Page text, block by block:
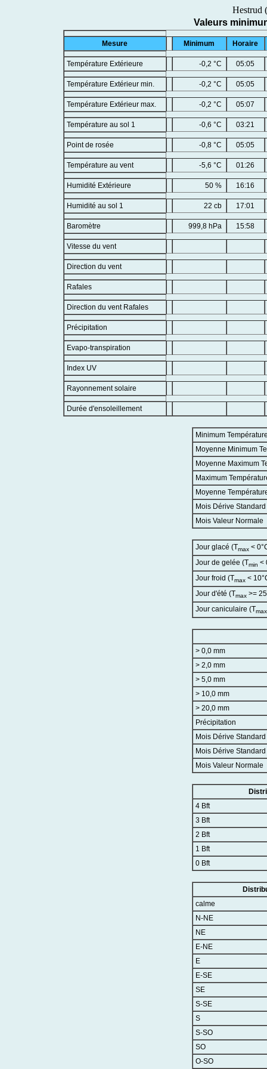
Hestrud
Valeurs
Mesure Minimum Horaire
Température Extérieure -0,2 °C 05:05
Température Extérieur min. -0,2 °C 05:05
Température Extérieur max. -0,2 °C 05:07
Température au sol 1 -0,6 °C 03:21
Point de rosée -0,8 °C 05:05
Température au vent -5,6 °C 01:26
Humidité Extérieure 50 % 16:16
Humidité au sol 1 22 cb 17:01
Baromètre 999,8 hPa 15:58
Vitesse du vent
Direction du vent
Rafales
Direction du vent Rafales
Précipitation
Evapo-transpiration
Index UV
Rayonnement solaire
Durée d'ensoleillement
Minimum
Moyenne Minimum
Moyenne Maximum
Maximum
Moyenne
Mois Dérive Standard
Mois Valeur Normale
Jour glacé (Tmax<
Jour de gelée (Tmin <
Jour froid (Tmax<
Jour d'été (Tmax>=
Jour caniculaire (Tmax
> 0,0 mm
> 2,0 mm
> 5,0 mm
> 10,0 mm
> 20,0 mm
Précipitation
Mois Dérive Standard
Mois Dérive Standard
Mois Valeur Normale
4 Bft
3 Bft
2 Bft
1 Bft
0 Bft
calme
N-NE
NE
E-NE
E
E-SE
SE
S-SE
S
S-SO
SO
O-SO